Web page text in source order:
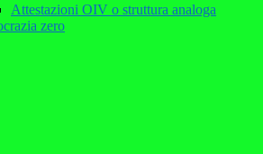
Attestazioni OIV o struttura analoga
zero